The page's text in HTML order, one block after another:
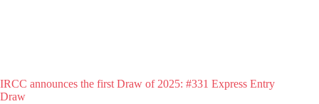
IRCC announces the first Draw of 2025: #331 Express Entry
Draw